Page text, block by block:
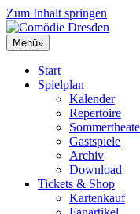
Zum Inhalt springen
Menü»
Start
Spielplan
Kalender
Repertoire
Gastspiele
Archiv
Download
Tickets & Shop
Kartenkauf